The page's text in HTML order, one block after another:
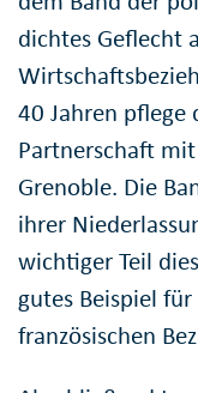
dichtes Geflecht
40 Jahren pflege
Partnerschaft
Grenoble. Die
ihrer
wichtiger Teil
gutes Beispiel
französischen